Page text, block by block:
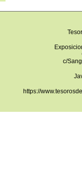
c/
https://